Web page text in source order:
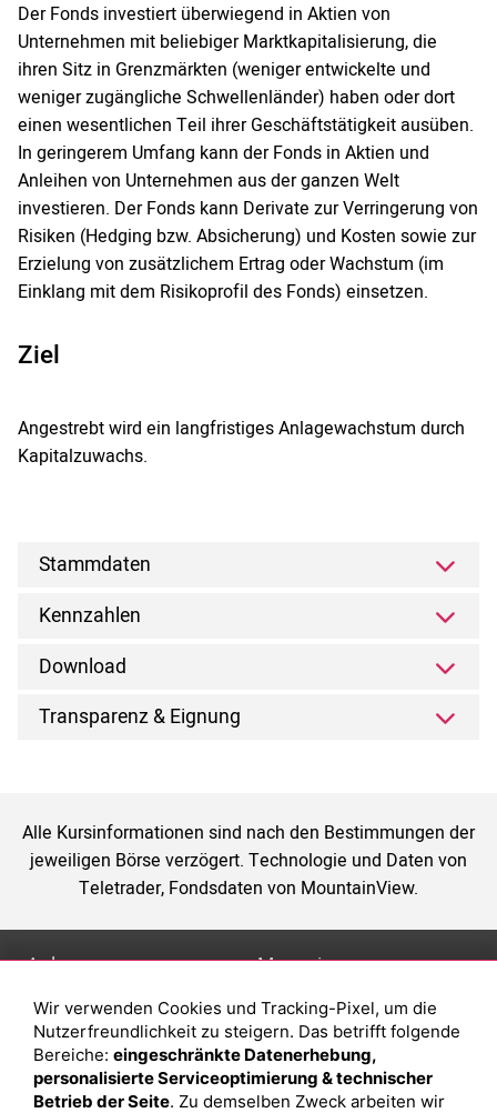
Der Fonds investiert überwiegend in Aktien von
Unternehmen mit beliebiger Marktkapitalisierung, die
ihren Sitz in Grenzmärkten (weniger entwickelte und
weniger zugängliche Schwellenländer) haben oder dort
einen wesentlichen Teil ihrer Geschäftstätigkeit ausüben.
In geringerem Umfang kann der Fonds in Aktien und
Anleihen von Unternehmen aus der ganzen Welt
investieren. Der Fonds kann Derivate zur Verringerung von
Risiken (Hedging bzw. Absicherung) und Kosten sowie zur
Erzielung von zusätzlichem Ertrag oder Wachstum (im
Einklang mit dem Risikoprofil des Fonds) einsetzen.
Ziel
Angestrebt wird ein langfristiges Anlagewachstum durch
Kapitalzuwachs.
Stammdaten
Kennzahlen
Download
Transparenz & Eignung
Alle Kursinformationen sind nach den Bestimmungen der
jeweiligen Börse verzögert. Technologie und Daten von
Teletrader, Fondsdaten von MountainView.
Anlage
Depot eröffnen
Depot vergleichen
Junior Depot
Magazin
Was sind sind ETFs?
Sparplan Vorteile
Was ist ein Fonds?
Wir verwenden Cookies und Tracking-Pixel, um die
Nutzerfreundlichkeit zu steigern. Das betrifft folgende
Bereiche: eingeschränkte Datenerhebung,
personalisierte Serviceoptimierung & technischer
Betrieb der Seite. Zu demselben Zweck arbeiten wir